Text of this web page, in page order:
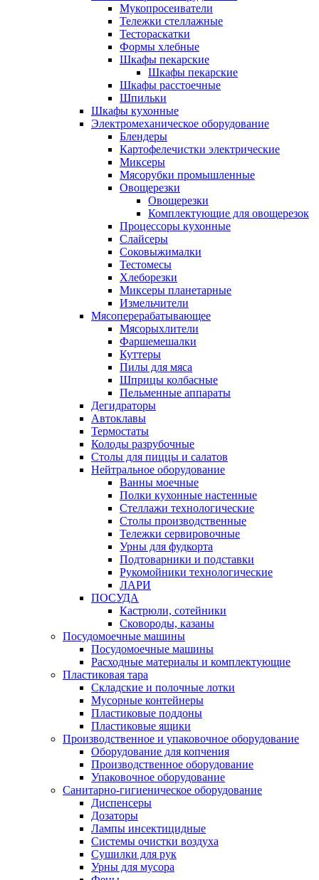
Мукопросеиватели
Тележки стеллажные
Тестораскатки
Формы хлебные
Шкафы пекарские
Шкафы пекарские
Шкафы расстоечные
Шпильки
Шкафы кухонные
Электромеханическое оборудование
Блендеры
Картофелечистки электрические
Миксеры
Мясорубки промышленные
Овощерезки
Овощерезки
Комплектующие для овощерезок
Процессоры кухонные
Слайсеры
Соковыжималки
Тестомесы
Хлеборезки
Миксеры планетарные
Измельчители
Мясоперерабатывающее
Мясорыхлители
Фаршемешалки
Куттеры
Пилы для мяса
Шприцы колбасные
Пельменные аппараты
Дегидраторы
Автоклавы
Термостаты
Колоды разрубочные
Столы для пиццы и салатов
Нейтральное оборудование
Ванны моечные
Полки кухонные настенные
Стеллажи технологические
Столы производственные
Тележки сервировочные
Урны для фудкорта
Подтоварники и подставки
Рукомойники технологические
ЛАРИ
ПОСУДА
Кастрюли, сотейники
Сковороды, казаны
Посудомоечные машины
Посудомоечные машины
Расходные материалы и комплектующие
Пластиковая тара
Складские и полочные лотки
Мусорные контейнеры
Пластиковые поддоны
Пластиковые ящики
Производственное и упаковочное оборудование
Оборудование для копчения
Производственное оборудование
Упаковочное оборудование
Санитарно-гигиеническое оборудование
Диспенсеры
Дозаторы
Лампы инсектицидные
Системы очистки воздуха
Сушилки для рук
Урны для мусора